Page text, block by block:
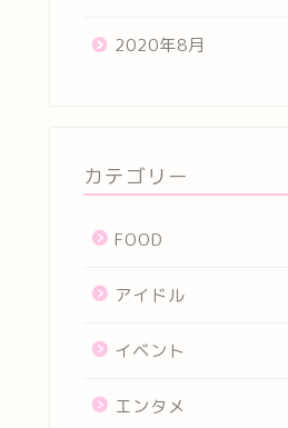
2020年8月
カテゴリー
FOOD
アイドル
イベント
エンタメ